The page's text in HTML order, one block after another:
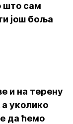
што сам
још боља
и на терену
уколико
да ћемо